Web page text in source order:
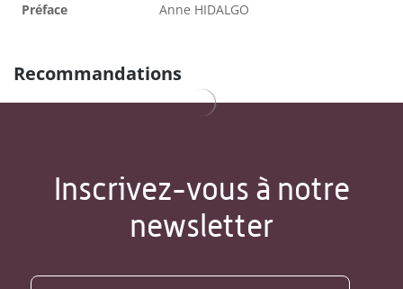
Préface Anne HIDALGO
Recommandations
Inscrivez-vous à notre
newsletter